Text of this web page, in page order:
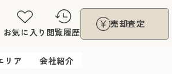
お気に入り 閲覧履歴
売却査定
リア 会社紹介